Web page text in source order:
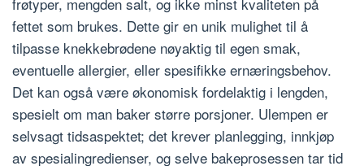
fettet som brukes. Dette gir en unik mulighet til å
tilpasse knekkebrødene nøyaktig til egen smak,
eventuelle allergier, eller spesifikke ernæringsbehov.
Det kan også være økonomisk fordelaktig i lengden,
spesielt om man baker større porsjoner. Ulempen er
selvsagt tidsaspektet; det krever planlegging, innkjøp
av spesialingredienser, og selve bakeprosessen tar tid